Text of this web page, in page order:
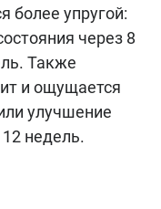
более упругой:
через 8
Также
и ощущается
улучшение
недель.